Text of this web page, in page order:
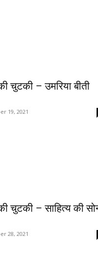
चुटकी – उमरिया बीती
19, 2021
चुटकी – साहित्य की
28, 2021